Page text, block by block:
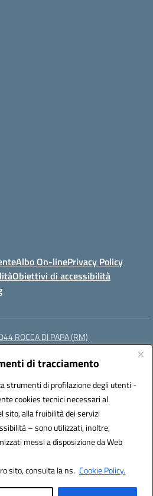
di tracciamento
strumenti di profilazione degli utenti -
cookies tecnici necessari al
alla fruibilità dei servizi
– sono utilizzati, inoltre,
messi a disposizione da Web
sito, consulta la ns. Cookie Policy.
Albo On-linePrivacy Policy
Obiettivi di accessibilità
ROCCA DI PAPA (RM)
rmic8aq00n@pec.istruzione.it
(IPA): istsc_rmic8aq00n
7JVJUU
by 3D Solution S.r.l.
by Designers Italia